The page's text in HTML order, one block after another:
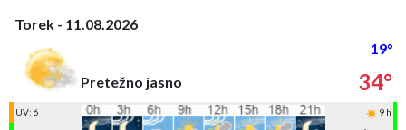
Torek - 11.08.2026
19°
Pretežno jasno
34°
UV: 6
9 h